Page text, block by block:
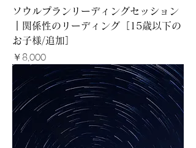
ソウルプランリーディングセッション
｜関係性のリーディング［15歳以下の
お子様/追加］
価格
￥8,000